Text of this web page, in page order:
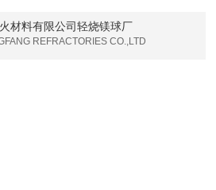
材料有限公司轻烧镁球厂
REFRACTORIES CO.,LTD